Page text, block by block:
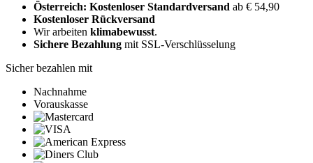
Österreich: Kostenloser Standardversand ab € 54,90
Kostenloser Rückversand
Wir arbeiten klimabewusst.
Sichere Bezahlung mit SSL-Verschlüsselung
Sicher bezahlen mit
Nachnahme
Vorauskasse